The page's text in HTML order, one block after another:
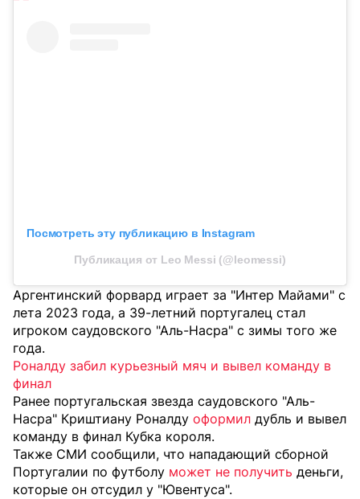
Посмотреть эту публикацию в Instagram
Публикация от Leo Messi (@leomessi)
Аргентинский форвард играет за "Интер Майами" с
лета 2023 года, а 39-летний португалец стал
игроком саудовского "Аль-Насра" с зимы того же
года.
Роналду забил курьезный мяч и вывел команду в
финал
Ранее португальская звезда саудовского "Аль-
Насра" Криштиану Роналду оформил дубль и вывел
команду в финал Кубка короля.
Также СМИ сообщили, что нападающий сборной
Португалии по футболу может не получить деньги,
которые он отсудил у "Ювентуса".